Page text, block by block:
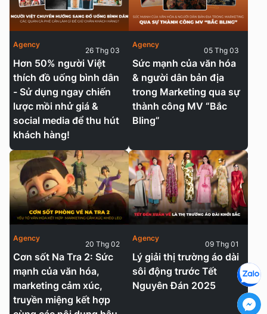
Hơn 50% người Việt
thích đồ uống bình dân
- Sử dụng ngay chiến
lược mồi nhử giá &
social media để thu hút
khách hàng!
Agency
26 Thg 03
Sức mạnh của văn hóa
& người dân bản địa
trong Marketing qua sự
thành công MV “Bắc
Bling”
Agency
05 Thg 03
Cơn sốt Na Tra 2: Sức
mạnh của văn hóa,
marketing cảm xúc,
truyền miệng kết hợp
Agency
20 Thg 02
Lý giải thị trường áo dài
sôi động trước Tết
Nguyên Đán 2025
Agency
09 Thg 01